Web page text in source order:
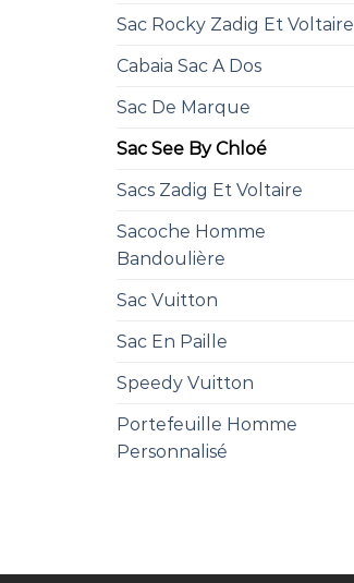
Sac Rocky Zadig Et Voltaire
Cabaia Sac A Dos
Sac De Marque
Sac See By Chloé
Sacs Zadig Et Voltaire
Sacoche Homme
Bandoulière
Sac Vuitton
Sac En Paille
Speedy Vuitton
Portefeuille Homme
Personnalisé